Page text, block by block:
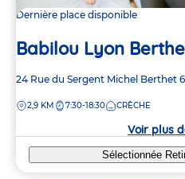
Dernière place disponible
Babilou Lyon
Adresse
la
24 Rue du Sergent Michel Berthet
DISTANCE
2,9 KM 7:30-18:30 CRÈCHE
Voir plus
Sélectionnée